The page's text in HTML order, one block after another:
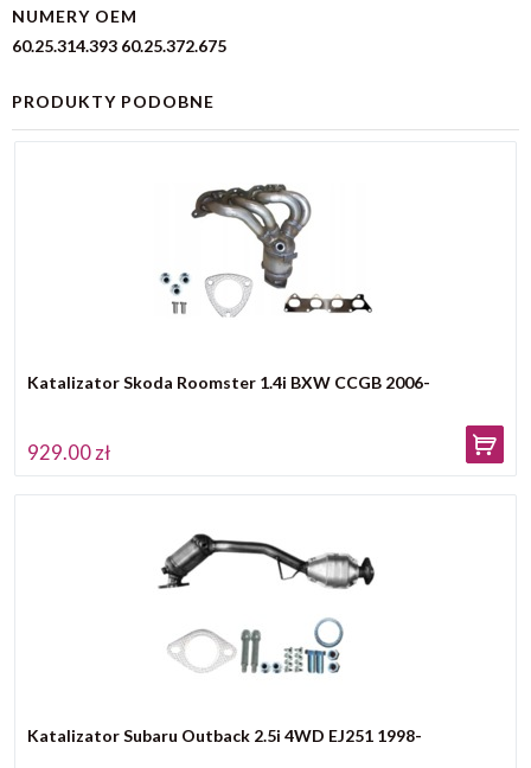
NUMERY OEM
60.25.314.393 60.25.372.675
PRODUKTY PODOBNE
Katalizator Skoda Roomster 1.4i BXW CCGB 2006-
929.00 zł
Katalizator Subaru Outback 2.5i 4WD EJ251 1998-